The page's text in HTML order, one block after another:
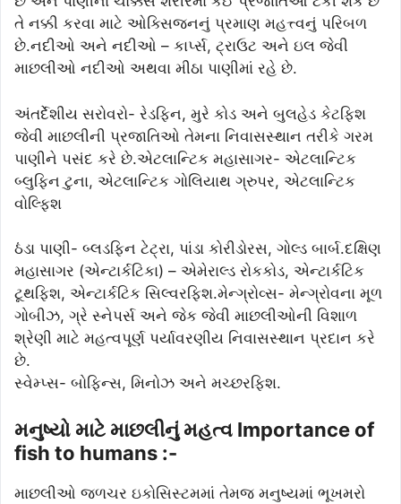
તે નક્કી કરવા માટે ઓક્સિજનનું પ્રમાણ મહત્ત્વનું પરિબળ
છે.નદીઓ અને નદીઓ – કાર્પ્સ, ટ્રાઉટ અને ઇલ જેવી
માછલીઓ નદીઓ અથવા મીઠા પાણીમાં રહે છે.
અંતર્દેશીય સરોવરો- રેડફિન, મુરે કોડ અને બુલહેડ કેટફિશ
જેવી માછલીની પ્રજાતિઓ તેમના નિવાસસ્થાન તરીકે ગરમ
પાણીને પસંદ કરે છે.એટલાન્ટિક મહાસાગર- એટલાન્ટિક
બ્લુફિન ટુના, એટલાન્ટિક ગોલિયાથ ગ્રુપર, એટલાન્ટિક
વોલ્ફિશ
ઠંડા પાણી- બ્લડફિન ટેટ્રા, પાંડા કોરીડોરસ, ગોલ્ડ બાર્બ.દક્ષિણ
મહાસાગર (એન્ટાર્કટિકા) – એમેરાલ્ડ રોકકોડ, એન્ટાર્કટિક
ટૂથફિશ, એન્ટાર્કટિક સિલ્વરફિશ.મેન્ગ્રોવ્સ- મેન્ગ્રોવના મૂળ
ગોબીઝ, ગ્રે સ્નેપર્સ અને જેક જેવી માછલીઓની વિશાળ
શ્રેણી માટે મહત્વપૂર્ણ પર્યાવરણીય નિવાસસ્થાન પ્રદાન કરે
છે.
સ્વેમ્પ્સ- બોફિન્સ, મિનોઝ અને મચ્છરફિશ.
મનુષ્યો માટે માછલીનું મહત્વ Importance of
fish to humans :-
માછલીઓ જળચર ઇકોસિસ્ટમમાં તેમજ મનુષ્યમાં ભૂખમરો